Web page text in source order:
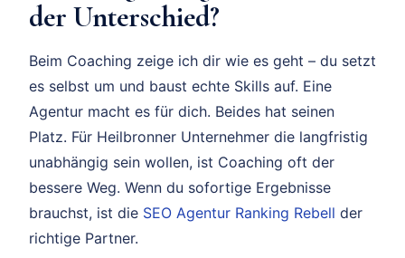
der Unterschied?
Beim Coaching zeige ich dir wie es geht – du setzt
es selbst um und baust echte Skills auf. Eine
Agentur macht es für dich. Beides hat seinen
Platz. Für Heilbronner Unternehmer die langfristig
unabhängig sein wollen, ist Coaching oft der
bessere Weg. Wenn du sofortige Ergebnisse
brauchst, ist die SEO Agentur Ranking Rebell der
richtige Partner.